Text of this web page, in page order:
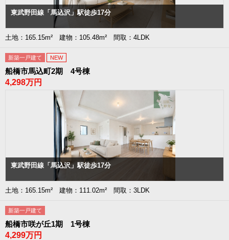
東武野田線「馬込沢」駅徒歩17分
土地：165.15m² 建物：105.48m² 間取：4LDK
新築一戸建て NEW
船橋市馬込町2期 4号棟
4,298万円
東武野田線「馬込沢」駅徒歩17分
土地：165.15m² 建物：111.02m² 間取：3LDK
新築一戸建て
船橋市咲が丘1期 1号棟
4,299万円